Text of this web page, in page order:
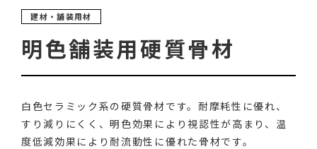
建材・舗装用材
明色舗装用硬質骨材
白色セラミック系の硬質骨材です。耐摩耗性に優れ、
すり減りにくく、明色効果により視認性が高まり、温
度低減効果により耐流動性に優れた骨材です。